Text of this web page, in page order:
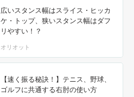
広いスタンス幅はスライス・ヒッカ
ケ・トップ、狭いスタンス幅はダフ
リやすい！？
オリオット
【速く振る秘訣！】テニス、野球、
ゴルフに共通する右肘の使い方